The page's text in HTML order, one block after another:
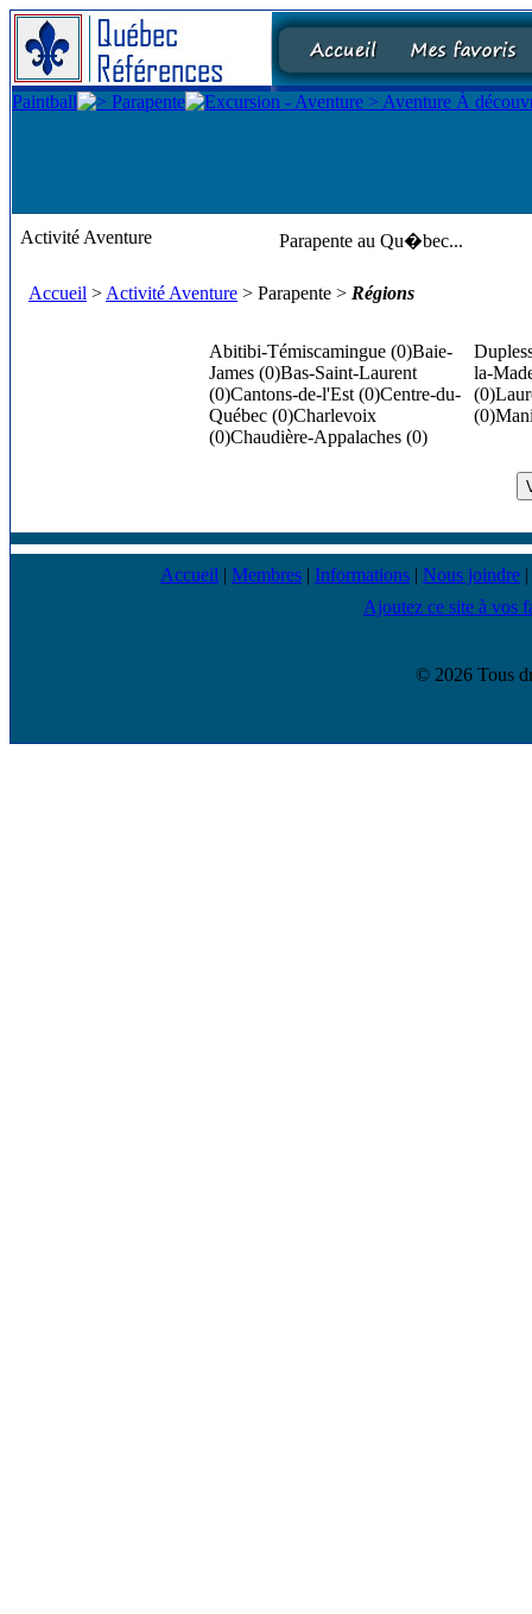
Activité Aventure Parapente au Qu�bec...
Accueil > Activité Aventure > Parapente > Régions
Abitibi-Témiscamingue (0)Baie-
James (0)Bas-Saint-Laurent
(0)Cantons-de-l'Est (0)Centre-du-
Québec (0)Charlevoix
(0)Chaudière-Appalaches (0)
la-
(0)
(0)
Accueil | Membres | Informations | Nous joindre |
Ajoutez ce site à vos
© 2026 Tous